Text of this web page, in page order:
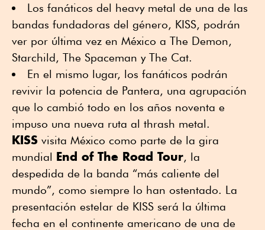
Los fanáticos del heavy metal de una de las
bandas fundadoras del género, KISS, podrán
ver por última vez en México a The Demon,
Starchild, The Spaceman y The Cat.
En el mismo lugar, los fanáticos podrán
revivir la potencia de Pantera, una agrupación
que lo cambió todo en los años noventa e
impuso una nueva ruta al thrash metal.
KISS visita México como parte de la gira
mundial End of The Road Tour, la
despedida de la banda “más caliente del
mundo”, como siempre lo han ostentado. La
presentación estelar de KISS será la última
fecha en el continente americano de una de